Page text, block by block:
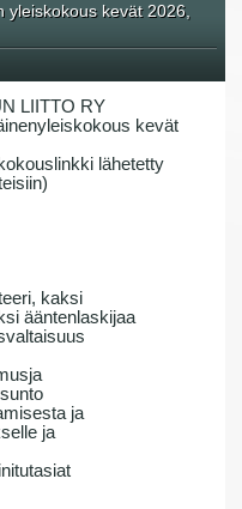
yleiskokous kevät 2026,
LIITTO RY
kevät
lähetetty
kaksi
ääntenlaskijaa
ja
ja